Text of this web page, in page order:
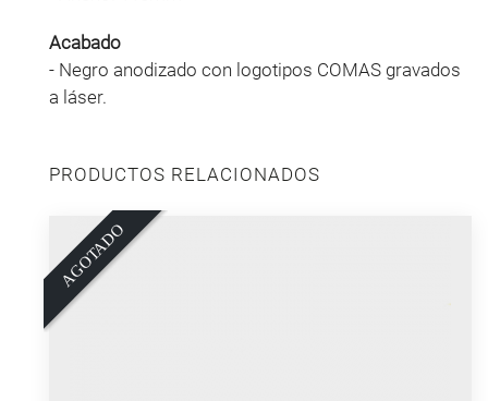
Acabado
- Negro anodizado con logotipos COMAS gravados
a láser.
PRODUCTOS RELACIONADOS
A
G
O
T
A
D
O